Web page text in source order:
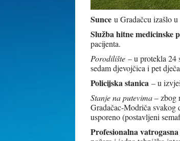
Sunce u Gradačcu izašlo u
Služba hitne medicinske
pacijenta.
Porodilište – u protekla 24
sedam djevojčica i pet
Policijska stanica – u
Stanje na putevima– zbog
Gradačac-Modriča svakog
usporeno (postavljeni
Profesionalna